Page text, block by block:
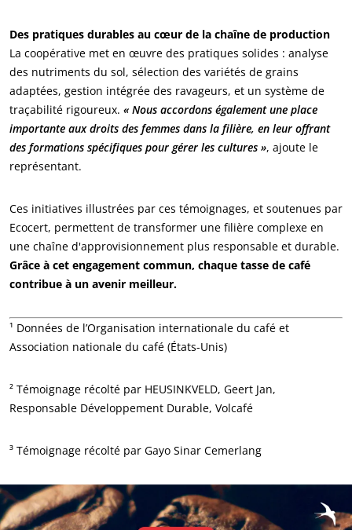
Agrofourniture
Des pratiques durables au cœur de la chaîne de production
La coopérative met en œuvre des pratiques solides : analyse
des nutriments du sol, sélection des variétés de grains
adaptées, gestion intégrée des ravageurs, et un système de
traçabilité rigoureux. « Nous accordons également une place
importante aux droits des femmes dans la filière, en leur offrant
des formations spécifiques pour gérer les cultures », ajoute le
représentant.
Ces initiatives illustrées par ces témoignages, et soutenues par
Ecocert, permettent de transformer une filière complexe en
une chaîne d'approvisionnement plus responsable et durable.
Grâce à cet engagement commun, chaque tasse de café
contribue à un avenir meilleur.
¹ Données de l’Organisation internationale du café et
Association nationale du café (États-Unis)
² Témoignage récolté par HEUSINKVELD, Geert Jan,
Responsable Développement Durable, Volcafé
³ Témoignage récolté par Gayo Sinar Cemerlang